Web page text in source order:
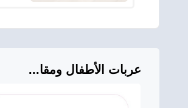
عربات الأطفال ومقا...